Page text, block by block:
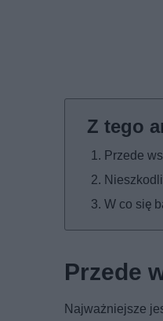
Przede
W co się
Przede
Najważniejsze